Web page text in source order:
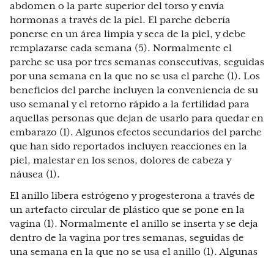
abdomen o la parte superior del torso y envía
hormonas a través de la piel. El parche debería
ponerse en un área limpia y seca de la piel, y debe
remplazarse cada semana (5). Normalmente el
parche se usa por tres semanas consecutivas, seguidas
por una semana en la que no se usa el parche (1). Los
beneficios del parche incluyen la conveniencia de su
uso semanal y el retorno rápido a la fertilidad para
aquellas personas que dejan de usarlo para quedar en
embarazo (1). Algunos efectos secundarios del parche
que han sido reportados incluyen reacciones en la
piel, malestar en los senos, dolores de cabeza y
náusea (1).
El anillo libera estrógeno y progesterona a través de
un artefacto circular de plástico que se pone en la
vagina (1). Normalmente el anillo se inserta y se deja
dentro de la vagina por tres semanas, seguidas de
una semana en la que no se usa el anillo (1). Algunas